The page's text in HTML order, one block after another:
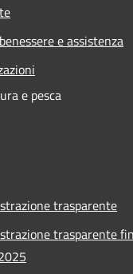
e assistenza
e pesca
trasparente
trasparente